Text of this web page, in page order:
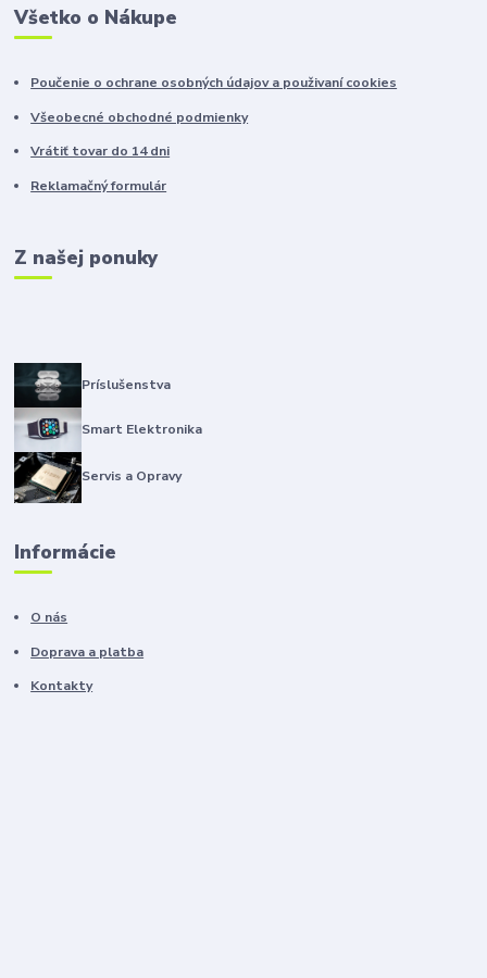
Všetko o Nákupe
Poučenie o ochrane osobných údajov a použivaní cookies
Všeobecné obchodné podmienky
Vrátiť tovar do 14 dni
Reklamačný formulár
Z našej ponuky
Príslušenstva
Smart Elektronika
Servis a Opravy
Informácie
O nás
Doprava a platba
Kontakty